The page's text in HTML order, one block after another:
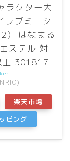
ラクター大
ラブミーシ
） はなまる
ステル 対
上 301817
楽天市場
ピング